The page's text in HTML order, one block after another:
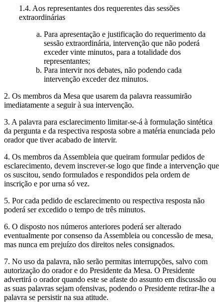
1.4. Aos representantes dos requerentes das sessões
extraordinárias
Para apresentação e justificação do requerimento da
sessão extraordinária, intervenção que não poderá
exceder vinte minutos, para a totalidade dos
representantes;
Para intervir nos debates, não podendo cada
intervenção exceder dez minutos.
2. Os membros da Mesa que usarem da palavra reassumirão
imediatamente a seguir à sua intervenção.
3. A palavra para esclarecimento limitar-se-á à formulação sintética
da pergunta e da respectiva resposta sobre a matéria enunciada pelo
orador que tiver acabado de intervir.
4. Os membros da Assembleia que queiram formular pedidos de
esclarecimento, devem inscrever-se logo que finde a intervenção que
os suscitou, sendo formulados e respondidos pela ordem de
inscrição e por urna só vez.
5. Por cada pedido de esclarecimento ou respectiva resposta não
poderá ser excedido o tempo de três minutos.
6. O disposto nos números anteriores poderá ser alterado
eventualmente por consenso da Assembleia ou concessão de mesa,
mas nunca em prejuízo dos direitos neles consignados.
7. No uso da palavra, não serão permitas interrupções, salvo com
autorização do orador e do Presidente da Mesa. O Presidente
advertirá o orador quando este se afaste do assunto em discussão ou
as suas palavras sejam ofensivas, podendo o Presidente retirar-lhe a
palavra se persistir na sua atitude.